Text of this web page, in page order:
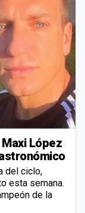
López
del ciclo,
esta semana.
de la